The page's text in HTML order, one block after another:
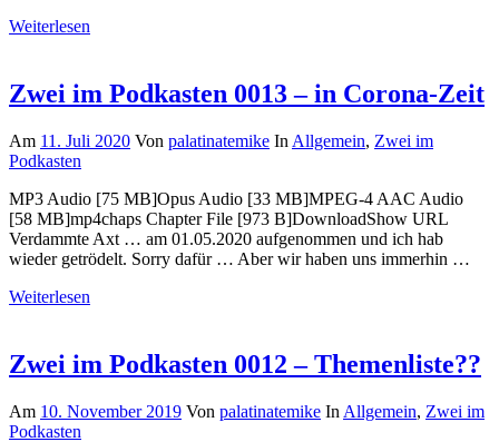
Weiterlesen
Zwei im Podkasten 0013 – in Corona-Zeit
Am 11. Juli 2020 Von palatinatemike In Allgemein, Zwei im
Podkasten
MP3 Audio [75 MB]Opus Audio [33 MB]MPEG-4 AAC Audio
[58 MB]mp4chaps Chapter File [973 B]DownloadShow URL
Verdammte Axt … am 01.05.2020 aufgenommen und ich hab
wieder getrödelt. Sorry dafür … Aber wir haben uns immerhin …
Weiterlesen
Zwei im Podkasten 0012 – Themenliste??
Am 10. November 2019 Von palatinatemike In Allgemein, Zwei im
Podkasten